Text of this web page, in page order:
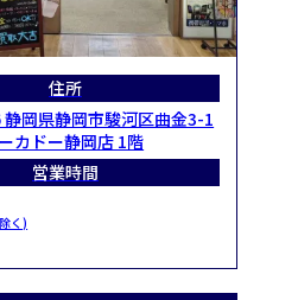
住所
岡県静岡市駿河区曲金3-1
カドー静岡店 1階
営業時間
く)